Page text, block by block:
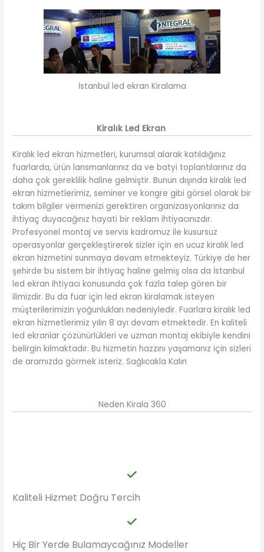
İstanbul led ekran Kiralama
Kiralık Led Ekran
Kiralık led ekran hizmetleri, kurumsal alarak katıldığınız
fuarlarda, ürün lansmanlarınız da ve batyi toplantılarınız da
daha çok gereklilik haline gelmiştir. Bunun dışında kiralık led
ekran hizmetlerimiz, seminer ve kongre gibi görsel olarak bir
takım bilgiler vermenizi gerektiren organizasyonlarınız da
ihtiyaç duyacağınız hayati bir reklam ihtiyacınızdır.
Profesyonel montaj ve servis kadromuz ile kusursuz
operasyonlar gerçekleştirerek sizler için en ucuz kiralık led
ekran hizmetini sunmaya devam etmekteyiz. Türkiye de her
şehirde bu sistem bir ihtiyaç haline gelmiş olsa da İstanbul
led ekran ihtiyacı konusunda çok fazla talep gören bir
ilimizdir. Bu da fuar için led ekran kiralamak isteyen
müşterilerimizin yoğunlukları nedeniyledir. Fuarlara kiralık led
ekran hizmetlerimiz yılın 8 ayı devam etmektedir. En kaliteli
led ekranlar çözünürlükleri ve uzman montaj ekibiyle kendini
belirgin kılmaktadır. Bu hizmetin hazzını yaşamanız için sizleri
de aramızda görmek isteriz. Sağlıcakla Kalın
Neden Kirala 360
Kaliteli Hizmet Doğru Tercih
Hiç Bir Yerde Bulamaycağınız Modeller